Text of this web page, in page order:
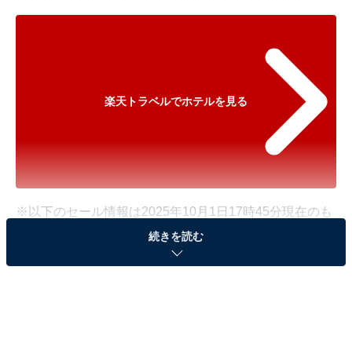
楽天トラベルでホテルを見る
※以下のセール情報は2025年10月1日17時45分現在のも
のです。料金の変更、満室の場合もあります。
※本記事で紹介している商品の購入やサービスの利用により、売上の一部が
続きを読む